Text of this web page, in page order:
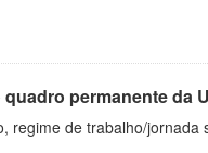
permanente da
regime de trabalho/jornada